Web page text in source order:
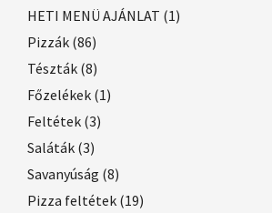
HETI MENÜ AJÁNLAT (1)
Pizzák (86)
Tészták (8)
Főzelékek (1)
Feltétek (3)
Saláták (3)
Savanyúság (8)
Pizza feltétek (19)